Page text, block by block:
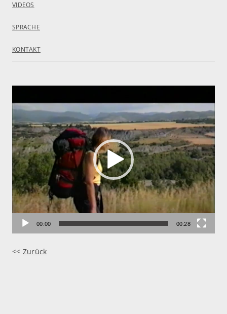
VIDEOS
SPRACHE
KONTAKT
Player
00:00 00:28
<< Zurück